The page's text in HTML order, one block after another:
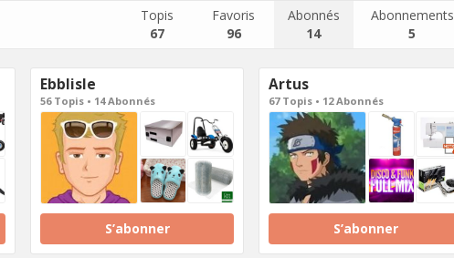
Topis
67
Favoris
96
Abonnés
14
Abonnements
5
Ebblisle
56 Topis • 14 Abonnés
S’abonner
Artus
67 Topis • 12 Abonnés
S’abonner